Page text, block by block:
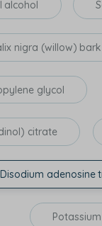
alcohol
nigra (willow)
glycol
citrate
Disodium adenosine